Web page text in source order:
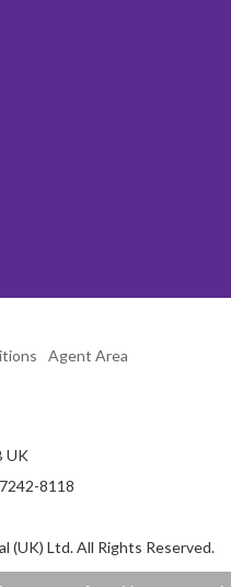
Agent Area
UK
8118
(UK) Ltd. All Rights Reserved.